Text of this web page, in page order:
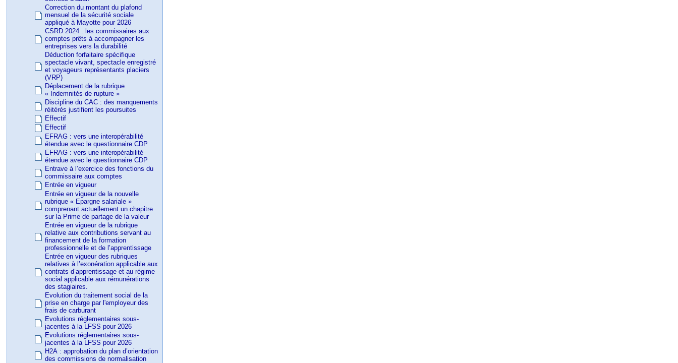
Correction du montant du plafond
mensuel de la sécurité sociale
appliqué à Mayotte pour 2026
CSRD 2024 : les commissaires aux
comptes prêts à accompagner les
entreprises vers la durabilité
Déduction forfaitaire spécifique
spectacle vivant, spectacle enregistré
et voyageurs représentants placiers
(VRP)
Déplacement de la rubrique
« Indemnités de rupture »
Discipline du CAC : des manquements
réitérés justifient les poursuites
Effectif
Effectif
EFRAG : vers une interopérabilité
étendue avec le questionnaire CDP
EFRAG : vers une interopérabilité
étendue avec le questionnaire CDP
Entrave à l’exercice des fonctions du
commissaire aux comptes
Entrée en vigueur
Entrée en vigueur de la nouvelle
rubrique « Epargne salariale »
comprenant actuellement un chapitre
sur la Prime de partage de la valeur
Entrée en vigueur de la rubrique
relative aux contributions servant au
financement de la formation
professionnelle et de l’apprentissage
Entrée en vigueur des rubriques
relatives à l’exonération applicable aux
contrats d’apprentissage et au régime
social applicable aux rémunérations
des stagiaires.
Evolution du traitement social de la
prise en charge par l'employeur des
frais de carburant
Evolutions réglementaires sous-
jacentes à la LFSS pour 2026
Evolutions réglementaires sous-
jacentes à la LFSS pour 2026
H2A : approbation du plan d’orientation
des commissions de normalisation